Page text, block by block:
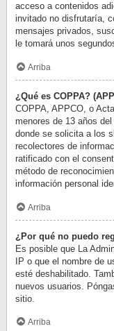
acceso a contenidos
invitado no disfrutaría,
mensajes privados,
le tomará unos
Arriba
¿Qué es COPPA?
COPPA, APPCO, o
menores de 13 años
donde se solicita a los
recolectores de
ratificado con el
método de
información personal
Arriba
¿Por qué no puedo
Es posible que La
IP o que el nombre de
esté deshabilitado.
nuevos usuarios.
sitio.
Arriba